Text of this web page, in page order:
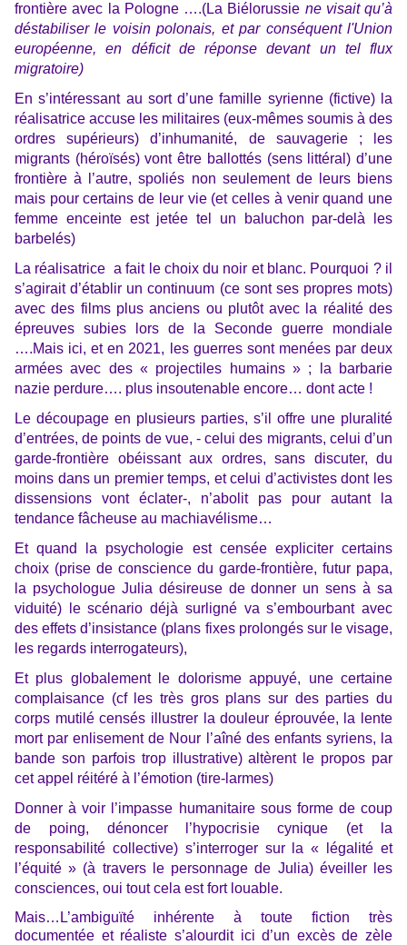
frontière avec la Pologne ….(La Biélorussie ne visait qu’à
déstabiliser le voisin polonais, et par conséquent l'Union
européenne, en déficit de réponse devant un tel flux
migratoire)
En s’intéressant au sort d’une famille syrienne (fictive) la
réalisatrice accuse les militaires (eux-mêmes soumis à des
ordres supérieurs) d’inhumanité, de sauvagerie ; les
migrants (héroïsés) vont être ballottés (sens littéral) d’une
frontière à l’autre, spoliés non seulement de leurs biens
mais pour certains de leur vie (et celles à venir quand une
femme enceinte est jetée tel un baluchon par-delà les
barbelés)
La réalisatrice a fait le choix du noir et blanc. Pourquoi ? il
s’agirait d’établir un continuum (ce sont ses propres mots)
avec des films plus anciens ou plutôt avec la réalité des
épreuves subies lors de la Seconde guerre mondiale
….Mais ici, et en 2021, les guerres sont menées par deux
armées avec des « projectiles humains » ; la barbarie
nazie perdure…. plus insoutenable encore… dont acte !
Le découpage en plusieurs parties, s’il offre une pluralité
d’entrées, de points de vue, - celui des migrants, celui d’un
garde-frontière obéissant aux ordres, sans discuter, du
moins dans un premier temps, et celui d’activistes dont les
dissensions vont éclater-, n’abolit pas pour autant la
tendance fâcheuse au machiavélisme…
Et quand la psychologie est censée expliciter certains
choix (prise de conscience du garde-frontière, futur papa,
la psychologue Julia désireuse de donner un sens à sa
viduité) le scénario déjà surligné va s’embourbant avec
des effets d’insistance (plans fixes prolongés sur le visage,
les regards interrogateurs),
Et plus globalement le dolorisme appuyé, une certaine
complaisance (cf les très gros plans sur des parties du
corps mutilé censés illustrer la douleur éprouvée, la lente
mort par enlisement de Nour l’aîné des enfants syriens, la
bande son parfois trop illustrative) altèrent le propos par
cet appel réitéré à l’émotion (tire-larmes)
Donner à voir l’impasse humanitaire sous forme de coup
de poing, dénoncer l’hypocrisie cynique (et la
responsabilité collective) s’interroger sur la « légalité et
l’équité » (à travers le personnage de Julia) éveiller les
consciences, oui tout cela est fort louable.
Mais…L’ambiguïté inhérente à toute fiction très
documentée et réaliste s’alourdit ici d’un excès de zèle